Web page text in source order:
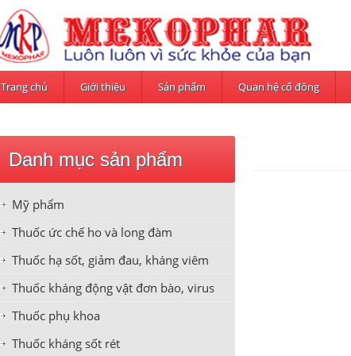
Trang chủ Giới thiệu Sản phẩm Quan hệ cổ đông
Danh mục sản phẩm
Mỹ phẩm
Thuốc ức chế ho và long đàm
Thuốc hạ sốt, giảm đau, kháng viêm
Thuốc kháng động vật đơn bào, virus
Thuốc phụ khoa
Thuốc kháng sốt rét